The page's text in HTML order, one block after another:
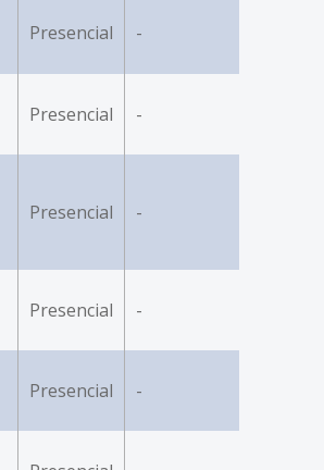
Presencial -
Presencial -
Presencial -
Presencial -
Presencial -